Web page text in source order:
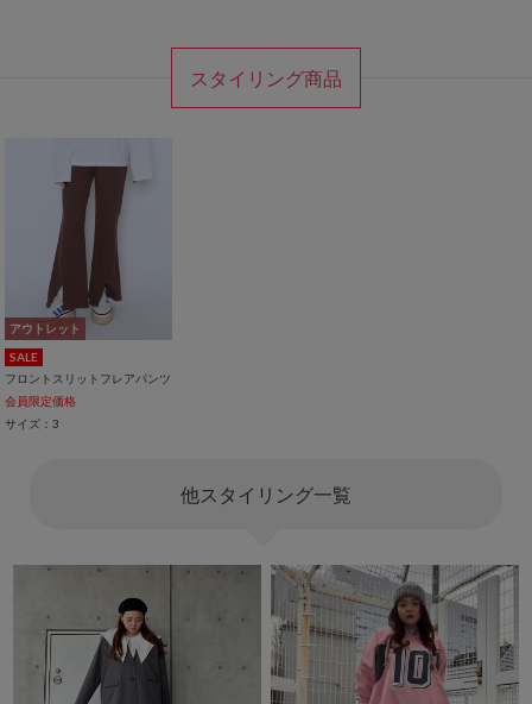
スタイリング商品
アウトレット
SALE
フロントスリットフレアパンツ
会員限定価格
サイズ：3
他スタイリング一覧